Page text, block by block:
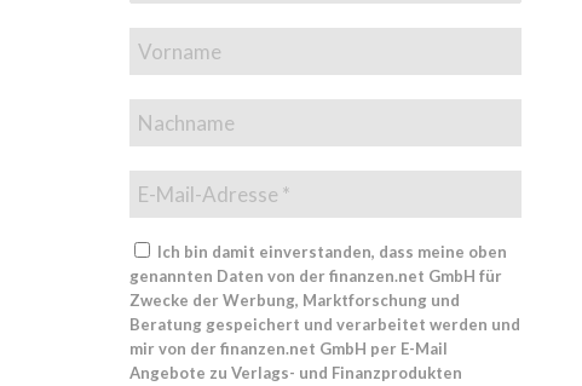
Ich bin damit einverstanden, dass meine oben
genannten Daten von der finanzen.net GmbH für
Zwecke der Werbung, Marktforschung und
Beratung gespeichert und verarbeitet werden und
mir von der finanzen.net GmbH per E-Mail
Angebote zu Verlags- und Finanzprodukten